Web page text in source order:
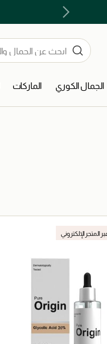
الجمال الكوري الماركات
المتجر الإلكتروني